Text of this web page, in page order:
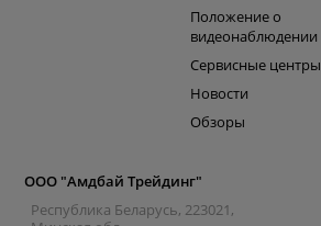
Положение о
видеонаблюдении
Сервисные центры
Новости
Обзоры
ООО "Амдбай Трейдинг"
Республика Беларусь, 223021,